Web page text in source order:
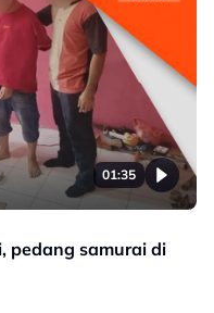
01:35
pedang samurai di